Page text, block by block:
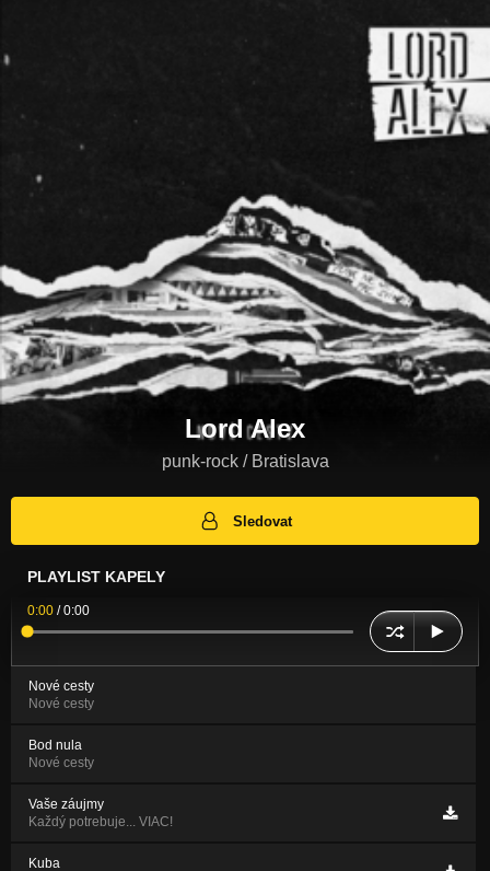
Lord Alex
punk-rock / Bratislava
Sledovat
PLAYLIST KAPELY
0:00 /0:00
Nové cesty
Nové cesty
Bod nula
Nové cesty
Vaše záujmy
Každý potrebuje... VIAC!
Kuba